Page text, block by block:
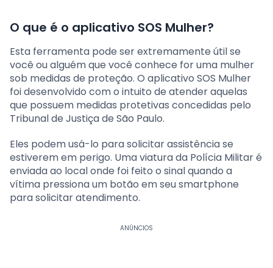
O que é o aplicativo SOS Mulher?
Esta ferramenta pode ser extremamente útil se
você ou alguém que você conhece for uma mulher
sob medidas de proteção. O aplicativo SOS Mulher
foi desenvolvido com o intuito de atender aquelas
que possuem medidas protetivas concedidas pelo
Tribunal de Justiça de São Paulo.
Eles podem usá-lo para solicitar assistência se
estiverem em perigo. Uma viatura da Polícia Militar é
enviada ao local onde foi feito o sinal quando a
vítima pressiona um botão em seu smartphone
para solicitar atendimento.
ANÚNCIOS